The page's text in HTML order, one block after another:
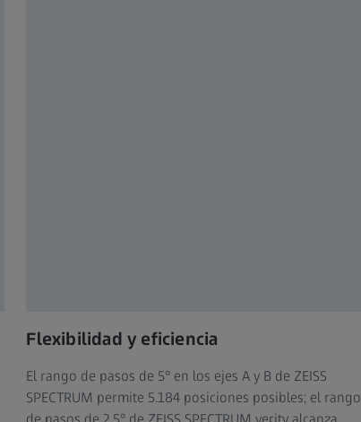
Flexibilidad y eficiencia
El rango de pasos de 5° en los ejes A y B de ZEISS
SPECTRUM permite 5.184 posiciones posibles; el rango